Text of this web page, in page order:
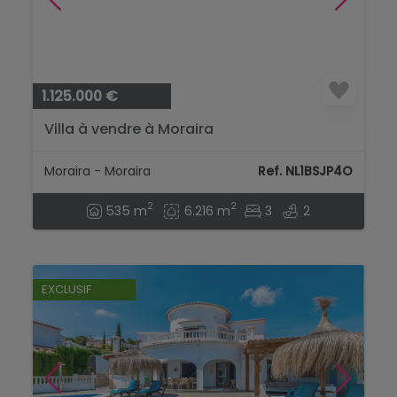
1.125.000 €
Villa à vendre à Moraira
Moraira - Moraira Ref. NL1BSJP4O
535 m2 6.216 m2 3 2
EXCLUSIF